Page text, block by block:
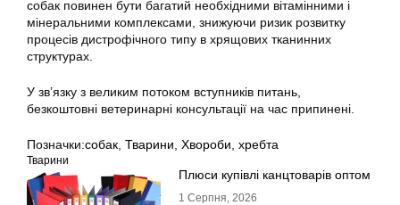
собак повинен бути багатий необхідними вітамінними і
мінеральними комплексами, знижуючи ризик розвитку
процесів дистрофічного типу в хрящових тканинних
структурах.
У зв’язку з великим потоком вступників питань,
безкоштовні ветеринарні консультації на час припинені.
Позначки:собак Тварини Хвороби хребта
Тварини
Плюси купівлі канцтоварів оптом
1 Серпня, 2026